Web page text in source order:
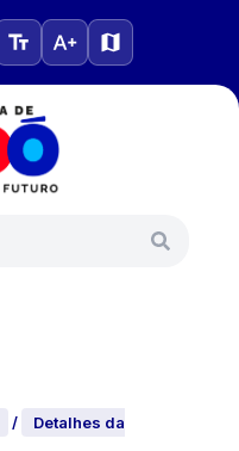
/
Detalhes da